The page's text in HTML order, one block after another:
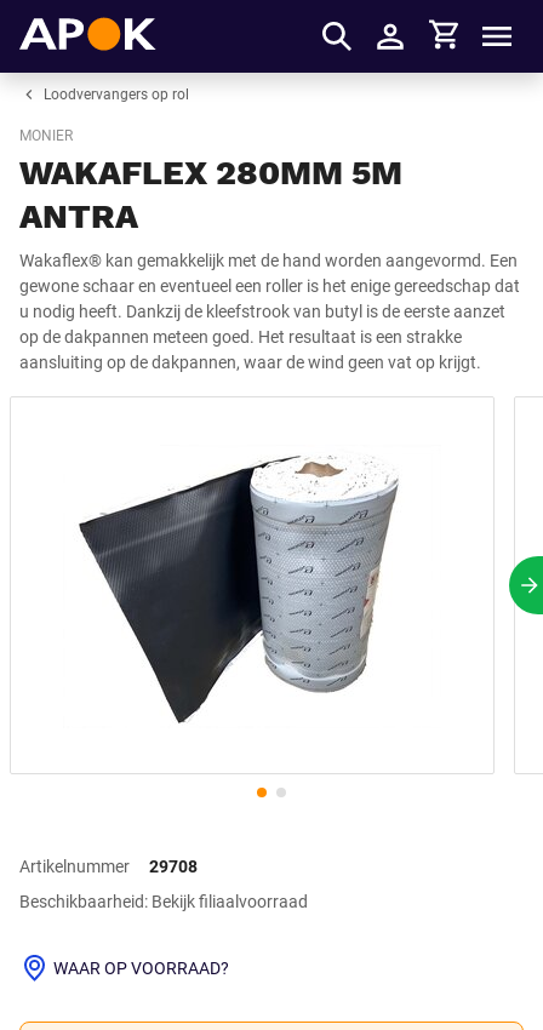
Inloggen
Winkelmandje
Loodvervangers op rol
MONIER
WAKAFLEX 280MM 5M
ANTRA
Wakaflex® kan gemakkelijk met de hand worden aangevormd. Een
gewone schaar en eventueel een roller is het enige gereedschap dat
u nodig heeft. Dankzij de kleefstrook van butyl is de eerste aanzet
op de dakpannen meteen goed. Het resultaat is een strakke
aansluiting op de dakpannen, waar de wind geen vat op krijgt.
Artikelnummer
29708
Beschikbaarheid: Bekijk filiaalvoorraad
WAAR OP VOORRAAD?